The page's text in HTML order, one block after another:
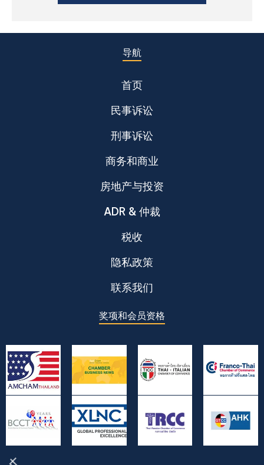
导航
首页
民事诉讼
刑事诉讼
商务和商业
房地产与投资
ADR & 仲裁
税收
隐私政策
联系我们
奖项和会员资格